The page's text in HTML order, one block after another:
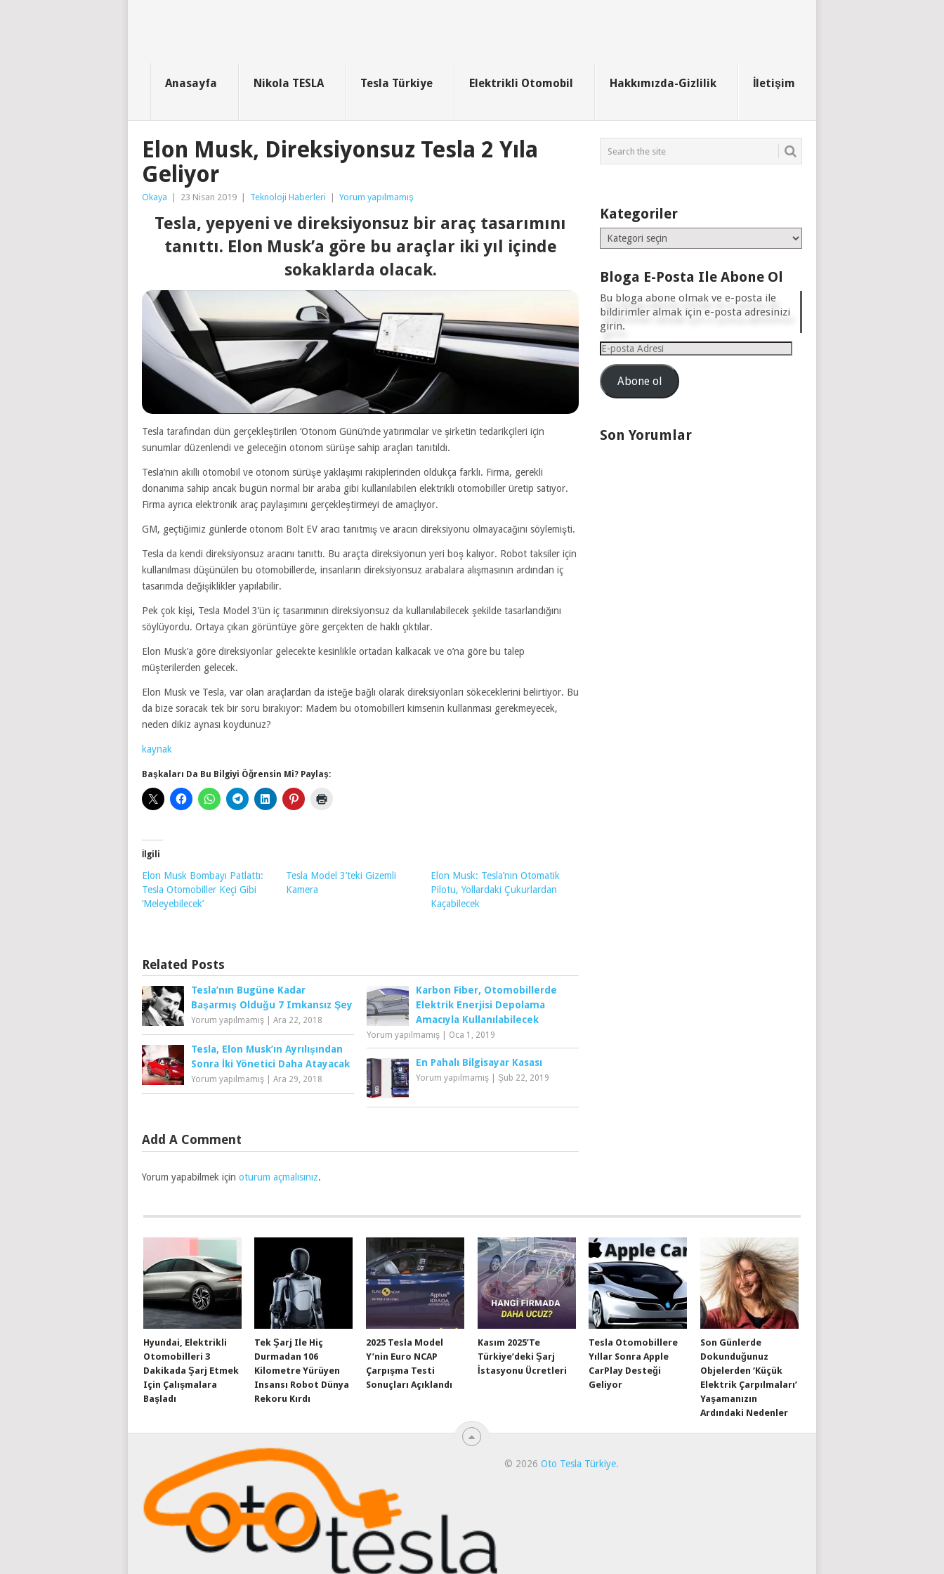
Anasayfa Nikola TESLA Tesla Türkiye Elektrikli Otomobil Hakkımızda-Gizlilik İletişim
Elon Musk, Direksiyonsuz Tesla 2 Yıla
Geliyor
Okaya 23 Nisan 2019 Teknoloji Haberleri Yorum yapılmamış
Tesla, yepyeni ve direksiyonsuz bir araç tasarımını
tanıttı. Elon Musk’a göre bu araçlar iki yıl içinde
sokaklarda olacak.
Tesla tarafından dün gerçekleştirilen ‘Otonom Günü’nde yatırımcılar ve şirketin tedarikçileri için
sunumlar düzenlendi ve geleceğin otonom sürüşe sahip araçları tanıtıldı.
Tesla’nın akıllı otomobil ve otonom sürüşe yaklaşımı rakiplerinden oldukça farklı. Firma, gerekli
donanıma sahip ancak bugün normal bir araba gibi kullanılabilen elektrikli otomobiller üretip satıyor.
Firma ayrıca elektronik araç paylaşımını gerçekleştirmeyi de amaçlıyor.
GM, geçtiğimiz günlerde otonom Bolt EV aracı tanıtmış ve aracın direksiyonu olmayacağını söylemişti.
Tesla da kendi direksiyonsuz aracını tanıttı. Bu araçta direksiyonun yeri boş kalıyor. Robot taksiler için
kullanılması düşünülen bu otomobillerde, insanların direksiyonsuz arabalara alışmasının ardından iç
tasarımda değişiklikler yapılabilir.
Pek çok kişi, Tesla Model 3’ün iç tasarımının direksiyonsuz da kullanılabilecek şekilde tasarlandığını
söylüyordu. Ortaya çıkan görüntüye göre gerçekten de haklı çıktılar.
Elon Musk’a göre direksiyonlar gelecekte kesinlikle ortadan kalkacak ve o’na göre bu talep
müşterilerden gelecek.
Elon Musk ve Tesla, var olan araçlardan da isteğe bağlı olarak direksiyonları sökeceklerini belirtiyor. Bu
da bize soracak tek bir soru bırakıyor: Madem bu otomobilleri kimsenin kullanması gerekmeyecek,
neden dikiz aynası koydunuz?
kaynak
Başkaları Da Bu Bilgiyi Öğrensin Mi? Paylaş:
İlgili
Elon Musk Bombayı Patlattı:
Tesla Otomobiller Keçi Gibi
‘Meleyebilecek’
Tesla Model 3’teki Gizemli
Kamera
Elon Musk: Tesla’nın Otomatik
Pilotu, Yollardaki Çukurlardan
Kaçabilecek
Related Posts
Tesla’nın Bugüne Kadar
Başarmış Olduğu 7 Imkansız Şey
Yorum yapılmamış Ara 22, 2018
Karbon Fiber, Otomobillerde
Elektrik Enerjisi Depolama
Amacıyla Kullanılabilecek
Yorum yapılmamış Oca 1, 2019
Tesla, Elon Musk’ın Ayrılışından
Sonra İki Yönetici Daha Atayacak
Yorum yapılmamış Ara 29, 2018
En Pahalı Bilgisayar Kasası
Yorum yapılmamış Şub 22, 2019
Add A Comment
Yorum yapabilmek için oturum açmalısınız.
Kategoriler
Kategoriler
Bloga E-Posta Ile Abone Ol
Bu bloga abone olmak ve e-posta ile
bildirimler almak için e-posta adresinizi
girin.
E-
posta
AdresiAbone ol
Son Yorumlar
Hyundai, Elektrikli
Otomobilleri 3
Dakikada Şarj Etmek
Için Çalışmalara
Başladı
Tek Şarj Ile Hiç
Durmadan 106
Kilometre Yürüyen
Insansı Robot Dünya
Rekoru Kırdı
2025 Tesla Model
Y’nin Euro NCAP
Çarpışma Testi
Sonuçları Açıklandı
Kasım 2025’te
Türkiye’deki Şarj
İstasyonu Ücretleri
Tesla Otomobillere
Yıllar Sonra Apple
CarPlay Desteği
Geliyor
Son Günlerde
Dokunduğunuz
Objelerden ‘Küçük
Elektrik Çarpılmaları’
Yaşamanızın
Ardındaki Nedenler
© 2026 Oto Tesla Türkiye.